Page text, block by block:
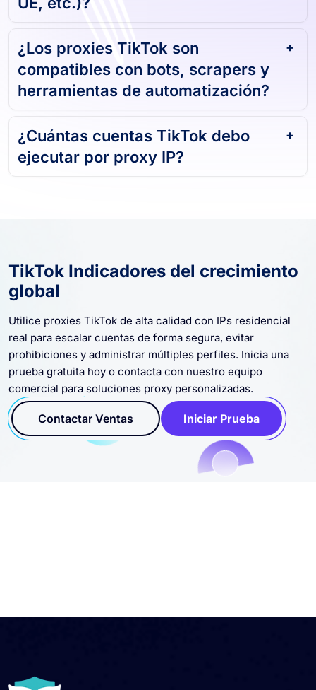
¿Los proxies TikTok son
compatibles con bots, scrapers y
herramientas de automatización?
¿Cuántas cuentas TikTok debo
ejecutar por proxy IP?
TikTok Indicadores del crecimiento
global
Utilice proxies TikTok de alta calidad con IPs residencial
real para escalar cuentas de forma segura, evitar
prohibiciones y administrar múltiples perfiles. Inicia una
prueba gratuita hoy o contacta con nuestro equipo
comercial para soluciones proxy personalizadas.
Contactar Ventas Iniciar Prueba